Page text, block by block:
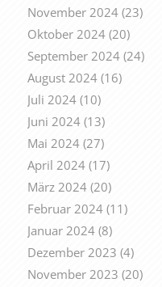
November 2024(23)
Oktober 2024(20)
September 2024(24)
August 2024(16)
Juli 2024(10)
Juni 2024(13)
Mai 2024(27)
April 2024(17)
März 2024(20)
Februar 2024(11)
Januar 2024(8)
Dezember 2023 (4)
November 2023 (20)